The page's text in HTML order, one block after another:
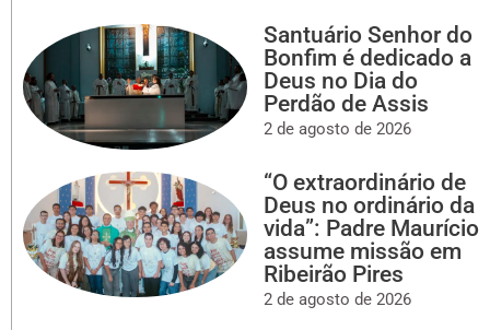
Santuário Senhor do
Bonfim é dedicado a
Deus no Dia do
Perdão de Assis
2 de agosto de 2026
“O extraordinário de
Deus no ordinário da
vida”: Padre Maurício
assume missão em
Ribeirão Pires
2 de agosto de 2026